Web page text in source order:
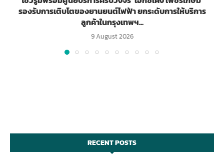
รองรับการเติบโตของยานยนต์ไฟฟ้า ยกระดับการให้บริการ
ลูกค้าในกรุงเทพฯ...
9 August 2026
RECENT POSTS